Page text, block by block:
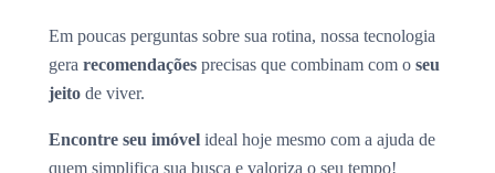
Em poucas perguntas sobre sua rotina, nossa tecnologia
gera recomendações precisas que combinam com o seu
jeito de viver.
Encontre seu imóvel ideal hoje mesmo com a ajuda de
quem simplifica sua busca e valoriza o seu tempo!